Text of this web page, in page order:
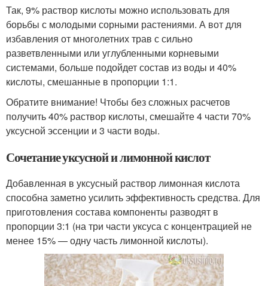
Так, 9% раствор кислоты можно использовать для
борьбы с молодыми сорными растениями. А вот для
избавления от многолетних трав с сильно
разветвленными или углубленными корневыми
системами, больше подойдет состав из воды и 40%
кислоты, смешанные в пропорции 1:1.
Обратите внимание! Чтобы без сложных расчетов
получить 40% раствор кислоты, смешайте 4 части 70%
уксусной эссенции и 3 части воды.
Сочетание уксусной и лимонной кислот
Добавленная в уксусный раствор лимонная кислота
способна заметно усилить эффективность средства. Для
приготовления состава компоненты разводят в
пропорции 3:1 (на три части уксуса с концентрацией не
менее 15% — одну часть лимонной кислоты).